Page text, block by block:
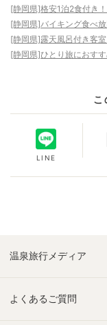
[静岡県]格安1泊2食付き
[静岡県]バイキング食べ
[静岡県]露天風呂付き客
[静岡県]ひとり旅におす
こ
LINE
温泉旅行メディア
よくあるご質問